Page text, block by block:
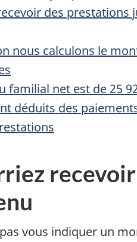
des
nous calculons le
familial net est de 25
déduits des
vous indiquer un